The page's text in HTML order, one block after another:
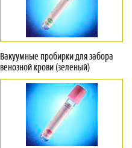
Вакуумные пробирки для забора
венозной крови (зеленый)